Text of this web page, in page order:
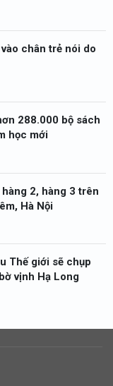
chân trẻ nói do
288.000 bộ sách
học mới
2, hàng 3 trên
Hà Nội
Thế giới sẽ chụp
vịnh Hạ Long